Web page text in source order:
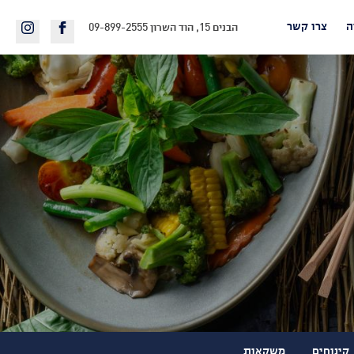
הבנים 15, הוד השרון 09-899-2555
דלי
באינסטגרם
לעמוד
של
דלי
אסייתי
צרו קשר
קינוחים משקאות